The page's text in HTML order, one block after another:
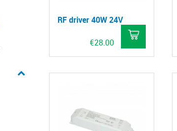
RF driver 40W 24V
€28.00